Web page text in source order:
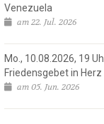
Venezuela
am 22. Jul. 2026
Mo., 10.08.2026, 19
Friedensgebet in
am 05. Jun. 2026